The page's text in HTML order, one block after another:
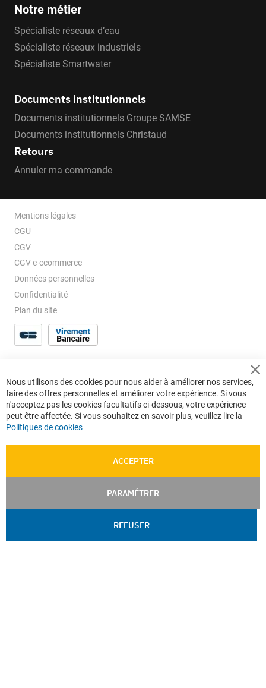
Notre métier
Spécialiste réseaux d’eau
Spécialiste réseaux industriels
Spécialiste Smartwater
Documents institutionnels
Documents institutionnels Groupe SAMSE
Documents institutionnels Christaud
Retours
Annuler ma commande
Mentions légales
CGU
CGV
CGV e-ccommerce
Données personnelles
Confidentialité
Plan du site
Nous utilisons des cookies pour nous aider à améliorer nos services,
faire des offres personnelles et améliorer votre expérience. Si vous
n'acceptez pas les cookies facultatifs ci-dessous, votre expérience
peut être affectée. Si vous souhaitez en savoir plus, veuillez lire la
Politiques de cookies
ACCEPTER
PARAMÉTRER
REFUSER